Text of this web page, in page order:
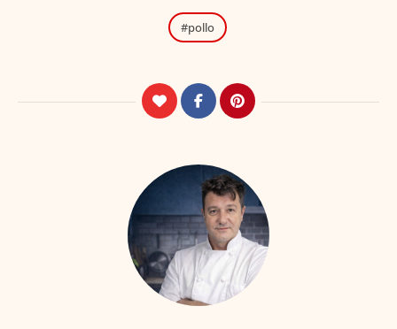
pollo